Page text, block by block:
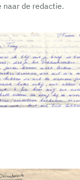
naar de redactie.